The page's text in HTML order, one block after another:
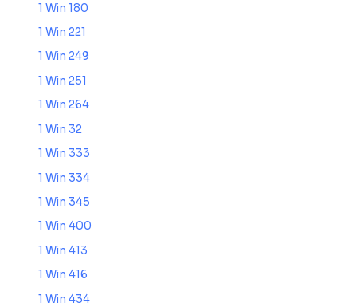
1 Win 180
1 Win 221
1 Win 249
1 Win 251
1 Win 264
1 Win 32
1 Win 333
1 Win 334
1 Win 345
1 Win 400
1 Win 413
1 Win 416
1 Win 434